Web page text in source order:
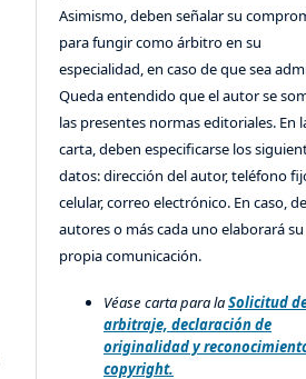
Asimismo, deben señalar su
para fungir como árbitro en su
especialidad, en caso de que sea
Queda entendido que el autor se
las presentes normas editoriales. En
carta, deben especificarse los
datos: dirección del autor, teléfono
celular, correo electrónico. En caso,
autores o más cada uno elaborará su
propia comunicación.
Véase carta para laSolicitud
arbitraje, declaración de
originalidad y
copyright.